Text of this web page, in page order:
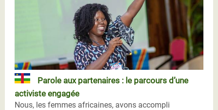
Parole aux partenaires : le parcours d’une
activiste engagée
Nous, les femmes africaines, avons accompli